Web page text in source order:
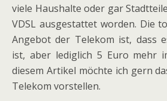
viele Haushalte oder gar
VDSL ausgestattet worden. Die
Angebot der Telekom ist, dass
ist, aber lediglich 5 Euro mehr
diesem Artikel möchte ich gern
Telekom vorstellen.